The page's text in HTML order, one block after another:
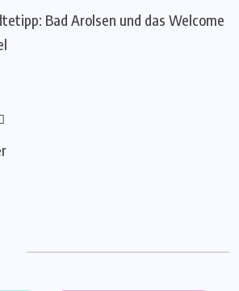
Bad Arolsen und das Welcome